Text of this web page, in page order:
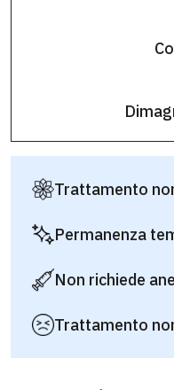
Trattamento
Permanenza
Non richiede
Trattamento